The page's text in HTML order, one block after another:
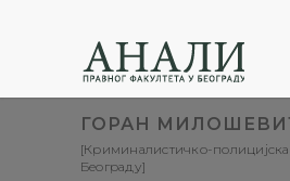
ГОРАН
[Криминалистичко-полицијска
Београду]